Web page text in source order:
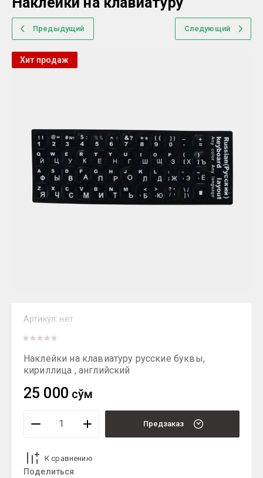
Предыдущий Следующий
Хит продаж
Артикул: нет
Наклейки на клавиатуру русские буквы,
кириллица , английский
25 000 сўм
Предзаказ
К сравнению
Поделиться